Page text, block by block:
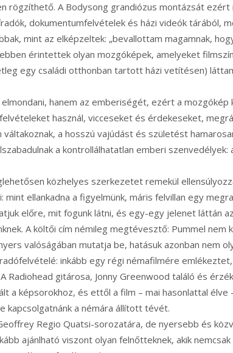
rögzíthető. A Bodysong grandiózus montázsát ezért
dokumentumfelvételek és házi videók tárából,
mint az elképzeltek: „bevallottam magamnak,
érintettek olyan mozgóképek, amelyeket
egy családi otthonban tartott házi vetítésen)
hanem az emberiségét, ezért a mozgókép
használ, vicceseket és érdekeseket,
a hosszú vajúdást és születést
a kontrollálhatatlan emberi szenvedélyek:
közhelyes szerkezetet remekül
ellankadna a figyelmünk, máris felvillan egy
előre, mit fogunk látni, és egy-egy jelenet láttán
A költői cím némileg megtévesztő: Pummel nem
valóságában mutatja be, hatásuk azonban nem
inkább egy régi némafilmére
Radiohead gitárosa, Jonny Greenwood találó és
a képsorokhoz, és ettől a film – mai hasonlattal élve
kapcsolgatnánk a némára állított tévét.
Regio Quatsi-sorozatára, de nyersebb és
ajánlható viszont olyan felnőtteknek, akik nemcsak